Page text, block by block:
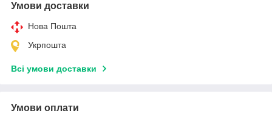
Умови доставки
Нова Пошта
Укрпошта
Всі умови доставки
Умови оплати